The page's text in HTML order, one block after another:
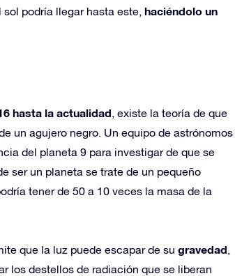
podría llegar hasta este, haciéndolo un
hasta la actualidad, existe la teoría de que
un agujero negro. Un equipo de astrónomos
del planeta 9 para investigar de que se
ser un planeta se trate de un pequeño
tener de 50 a 10 veces la masa de la
que la luz puede escapar de su gravedad,
los destellos de radiación que se liberan